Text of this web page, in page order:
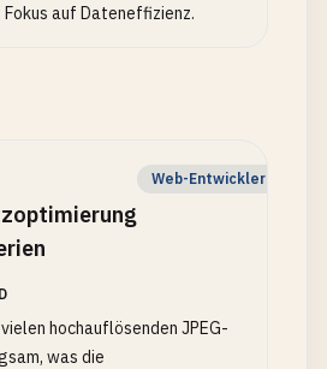
auf Dateneffizienz.
Web-Entwickler
hochauflösenden JPEG-
was die